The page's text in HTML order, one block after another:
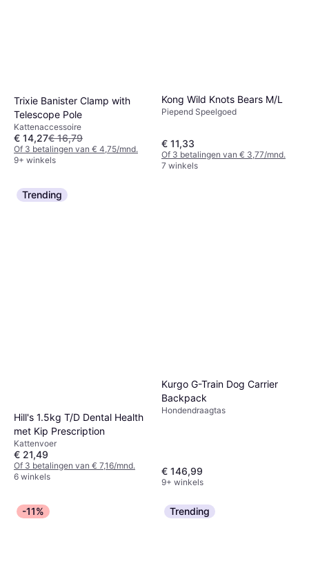
Trixie Banister Clamp with
Telescope Pole
Kattenaccessoire
€ 14,27€ 16,79
Of 3 betalingen van € 4,75/mnd.
9+ winkels
Kong Wild Knots Bears M/L
Piepend Speelgoed
€ 11,33
Of 3 betalingen van € 3,77/mnd.
7 winkels
Trending
Hill's 1.5kg T/D Dental Health
met Kip Prescription
Kattenvoer
€ 21,49
Of 3 betalingen van € 7,16/mnd.
6 winkels
Kurgo G-Train Dog Carrier
Backpack
Hondendraagtas
€ 146,99
9+ winkels
-11% Trending